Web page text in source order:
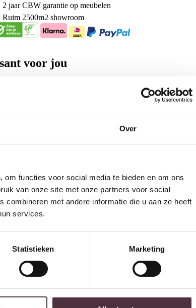
Over
functies voor social media te bieden en om ons
van onze site met onze partners voor social
combineren met andere informatie die u aan ze heeft
services.
Statistieken Marketing
2 jaar CBW garantieop meubelen
Ruim 2500m2 showroom
voor jou
Vakkenkast
90 cm
Tower Living Carini Opbergkast
naturel 110 cm
shoptegoed
voor onze nieuwsbrief en ontvang €20,- shoptegoed voor
geldig op afgeprijsde items).